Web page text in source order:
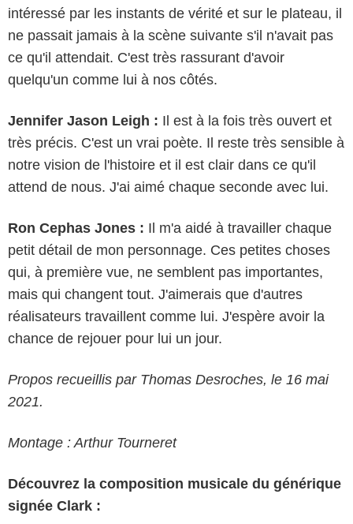
intéressé par les instants de vérité et sur le plateau, il
ne passait jamais à la scène suivante s'il n'avait pas
ce qu'il attendait. C'est très rassurant d'avoir
quelqu'un comme lui à nos côtés.
Jennifer Jason Leigh : Il est à la fois très ouvert et
très précis. C'est un vrai poète. Il reste très sensible à
notre vision de l'histoire et il est clair dans ce qu'il
attend de nous. J'ai aimé chaque seconde avec lui.
Ron Cephas Jones : Il m'a aidé à travailler chaque
petit détail de mon personnage. Ces petites choses
qui, à première vue, ne semblent pas importantes,
mais qui changent tout. J'aimerais que d'autres
réalisateurs travaillent comme lui. J'espère avoir la
chance de rejouer pour lui un jour.
Propos recueillis par Thomas Desroches, le 16 mai
2021.
Montage : Arthur Tourneret
Découvrez la composition musicale du générique
signée Clark :